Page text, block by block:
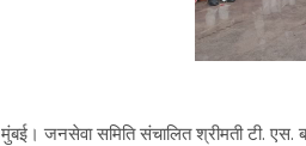
मुंबई। जनसेवा समिति संचालित श्रीमती टी.